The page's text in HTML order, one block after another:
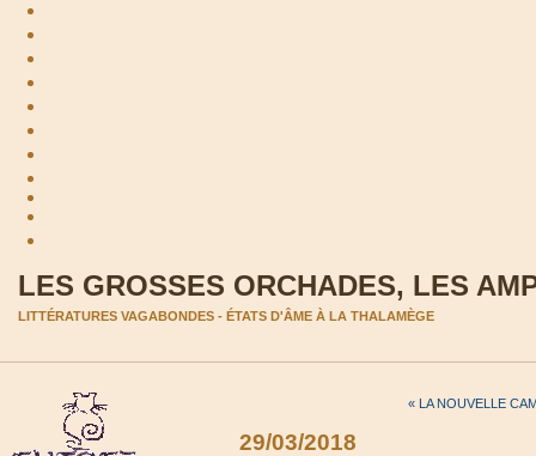
LES GROSSES ORCHADES, LES
LITTÉRATURES VAGABONDES - ÉTATS D'ÂME À LA THALAMÈGE
« LA NOUVELLE
29/03/2018